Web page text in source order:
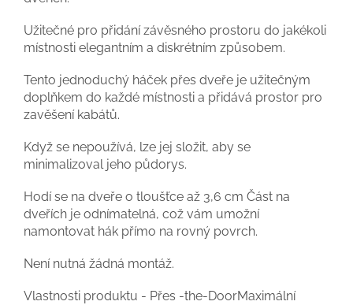
Užitečné pro přidání závěsného prostoru do jakékoli
místnosti elegantním a diskrétním způsobem.
Tento jednoduchý háček přes dveře je užitečným
doplňkem do každé místnosti a přidává prostor pro
zavěšení kabátů.
Když se nepoužívá, lze jej složit, aby se
minimalizoval jeho půdorys.
Hodí se na dveře o tloušťce až 3,6 cm Část na
dveřích je odnímatelná, což vám umožní
namontovat hák přímo na rovný povrch.
Není nutná žádná montáž.
Vlastnosti produktu - Přes -the-DoorMaximální